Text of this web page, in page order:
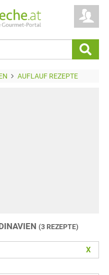
AUFLAUF REZEPTE
(3 REZEPTE)
X